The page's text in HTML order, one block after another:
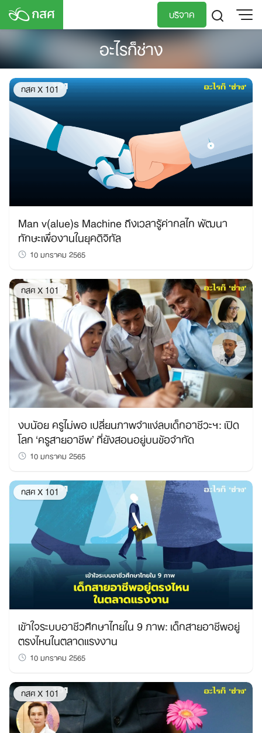
Skip
content
บริจาค
อะไรก็ช่าง
กสศ X 101
Man v(alue)s Machine ถึงเวลารู้ค่ากลไก พัฒนา
ทักษะเพื่องานในยุคดิจิทัล
10 มกราคม 2565
กสศ X 101
งบน้อย ครูไม่พอ เปลี่ยนภาพจำแง่ลบเด็กอาชีวะฯ: เปิด
โลก ‘ครูสายอาชีพ’ ที่ยังสอนอยู่บนข้อจำกัด
10 มกราคม 2565
กสศ X 101
เข้าใจระบบอาชีวศึกษาไทยใน 9 ภาพ: เด็กสายอาชีพอยู่
ตรงไหนในตลาดแรงงาน
10 มกราคม 2565
กสศ X 101